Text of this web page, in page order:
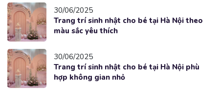
30/06/2025
Trang trí sinh nhật cho bé tại Hà Nội theo
màu sắc yêu thích
30/06/2025
Trang trí sinh nhật cho bé tại Hà Nội phù
hợp không gian nhỏ